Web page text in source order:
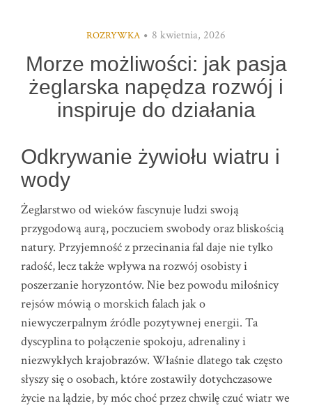
ROZRYWKA 8 kwietnia, 2026
Morze możliwości: jak pasja
żeglarska napędza rozwój i
inspiruje do działania
Odkrywanie żywiołu wiatru i
wody
Żeglarstwo od wieków fascynuje ludzi swoją
przygodową aurą, poczuciem swobody oraz bliskością
natury. Przyjemność z przecinania fal daje nie tylko
radość, lecz także wpływa na rozwój osobisty i
poszerzanie horyzontów. Nie bez powodu miłośnicy
rejsów mówią o morskich falach jak o
niewyczerpalnym źródle pozytywnej energii. Ta
dyscyplina to połączenie spokoju, adrenaliny i
niezwykłych krajobrazów. Właśnie dlatego tak często
słyszy się o osobach, które zostawiły dotychczasowe
życie na lądzie, by móc choć przez chwilę czuć wiatr we